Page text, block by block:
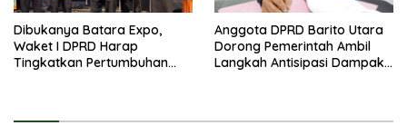
Dibukanya Batara Expo,
Waket I DPRD Harap
Tingkatkan Pertumbuhan
Anggota DPRD Barito Utara
Dorong Pemerintah Ambil
Langkah Antisipasi Dampak